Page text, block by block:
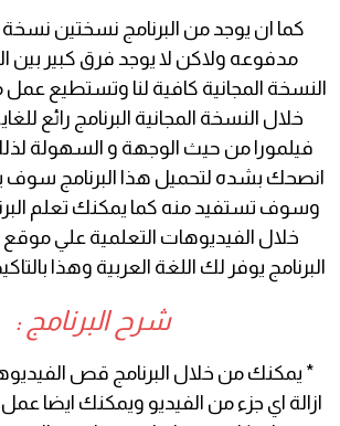
كما ان يوجد من البرنامج نسختين
مدفوعه ولاكن لا يوجد فرق كبير بين
النسخة المجانية كافية لنا وتستطيع عمل
خلال النسخة المجانية البرنامج رائع
فيلمورا من حيث الوجهة و السهولة
انصحك بشده لتحميل هذا البرنامج سوف
وسوف تستفيد منه كما يمكنك تعلم
خلال الفيديوهات التعلمية علي
البرنامج يوفر لك اللغة العربية وهذا
شرح البرنامج :
* يمكنك من خلال البرنامج قص
ازالة اي جزء من الفيديو ويمكنك ايضا